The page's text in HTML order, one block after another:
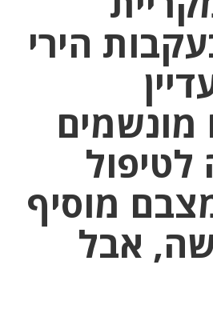
הירי
מונשמים
מוסיף
אבל